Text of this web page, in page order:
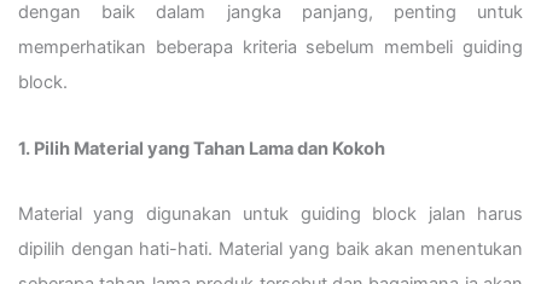
dengan baik dalam jangka panjang, penting untuk
memperhatikan beberapa kriteria sebelum membeli guiding
block.
1. Pilih Material yang Tahan Lama dan Kokoh
Material yang digunakan untuk guiding block jalan harus
dipilih dengan hati-hati. Material yang baik akan menentukan